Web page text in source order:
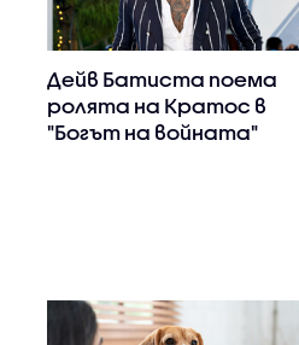
Дейв Батиста поема
ролята на Кратос в
"Богът на войната"